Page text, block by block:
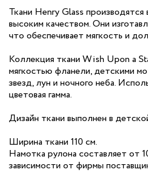
Ткани Henry Glass
высоким качеством. Они
что обеспечивает мягкость и
Коллекция ткани Wish Upon a
мягкостью фланели, детскими
звезд, лун и ночного неба.
цветовая гамма.
Дизайн ткани выполнен в
Ширина ткани 110 см.
Намотка рулона составляет от
зависимости от фирмы